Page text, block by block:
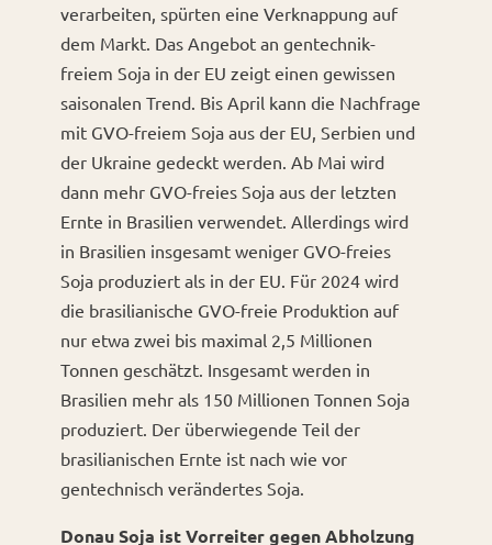
verarbeiten, spürten eine Verknappung auf
dem Markt. Das Angebot an gentechnik-
freiem Soja in der EU zeigt einen gewissen
saisonalen Trend. Bis April kann die Nachfrage
mit GVO-freiem Soja aus der EU, Serbien und
der Ukraine gedeckt werden. Ab Mai wird
dann mehr GVO-freies Soja aus der letzten
Ernte in Brasilien verwendet. Allerdings wird
in Brasilien insgesamt weniger GVO-freies
Soja produziert als in der EU. Für 2024 wird
die brasilianische GVO-freie Produktion auf
nur etwa zwei bis maximal 2,5 Millionen
Tonnen geschätzt. Insgesamt werden in
Brasilien mehr als 150 Millionen Tonnen Soja
produziert. Der überwiegende Teil der
brasilianischen Ernte ist nach wie vor
gentechnisch verändertes Soja.
Donau Soja ist Vorreiter gegen Abholzung